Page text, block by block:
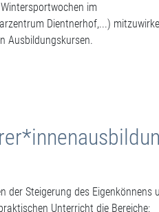
im
Dientnerhof,...)
Ausbildungskursen.
der Steigerung des Eigenkönnens
Unterricht die Bereiche: